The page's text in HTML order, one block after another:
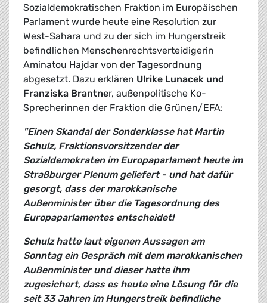
Sozialdemokratischen Fraktion im Europäischen
Parlament wurde heute eine Resolution zur
West-Sahara und zu der sich im Hungerstreik
befindlichen Menschenrechtsverteidigerin
Aminatou Hajdar von der Tagesordnung
abgesetzt. Dazu erklären Ulrike Lunacek und
Franziska Brantner, außenpolitische Ko-
Sprecherinnen der Fraktion die Grünen/EFA:
"Einen Skandal der Sonderklasse hat Martin
Schulz, Fraktionsvorsitzender der
Sozialdemokraten im Europaparlament heute im
Straßburger Plenum geliefert - und hat dafür
gesorgt, dass der marokkanische
Außenminister über die Tagesordnung des
Europaparlamentes entscheidet!
Schulz hatte laut eigenen Aussagen am
Sonntag ein Gespräch mit dem marokkanischen
Außenminister und dieser hatte ihm
zugesichert, dass es heute eine Lösung für die
seit 33 Jahren im Hungerstreik befindliche